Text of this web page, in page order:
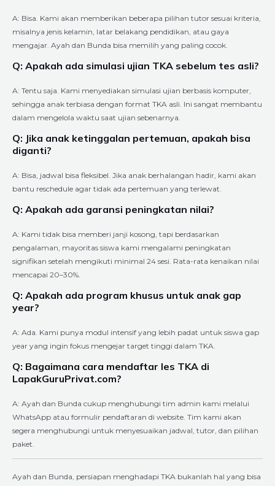
A: Bisa. Kami akan memberikan beberapa pilihan tutor sesuai kriteria,
misalnya jenis kelamin, latar belakang pendidikan, atau gaya
mengajar. Ayah dan Bunda bisa memilih yang paling cocok.
Q: Apakah ada simulasi ujian TKA sebelum tes asli?
A: Tentu saja. Kami menyediakan simulasi ujian berbasis komputer,
sehingga anak terbiasa dengan format TKA asli. Ini sangat membantu
dalam mengelola waktu saat ujian sebenarnya.
Q: Jika anak ketinggalan pertemuan, apakah bisa
diganti?
A: Bisa, jadwal bisa fleksibel. Jika anak berhalangan hadir, kami akan
bantu reschedule agar tidak ada pertemuan yang terlewat.
Q: Apakah ada garansi peningkatan nilai?
A: Kami tidak bisa memberi janji kosong, tapi berdasarkan
pengalaman, mayoritas siswa kami mengalami peningkatan
signifikan setelah mengikuti minimal 24 sesi. Rata-rata kenaikan nilai
mencapai 20–30%.
Q: Apakah ada program khusus untuk anak gap
year?
A: Ada. Kami punya modul intensif yang lebih padat untuk siswa gap
year yang ingin fokus mengejar target tinggi dalam TKA.
Q: Bagaimana cara mendaftar les TKA di
LapakGuruPrivat.com?
A: Ayah dan Bunda cukup menghubungi tim admin kami melalui
WhatsApp atau formulir pendaftaran di website. Tim kami akan
segera menghubungi untuk menyesuaikan jadwal, tutor, dan pilihan
paket.
Ayah dan Bunda, persiapan menghadapi TKA bukanlah hal yang bisa